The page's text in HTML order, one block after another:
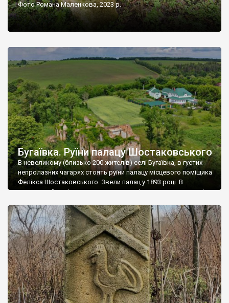
Фото Романа Маленкова, 2023 р.
Бугаївка. Руїни палацу Шостаковського
В невеликому (близько 200 жителів) селі Бугаївка, в густих
непролазних чагарях стоять руїни палацу місцевого поміщика
Фелікса Шостаковського. Звели палац у 1893 році. В
радянський період у ньому спочатку містилася школа, потім
століття тут розмістили туберкульозну лікарню. Коли із
палацу виїхала лікарня – ми точно не […]